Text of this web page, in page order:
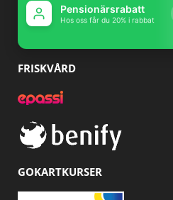
Pensionärsrabatt
Hos oss får du 20% i rabbat
FRISKVÅRD
GOKARTKURSER